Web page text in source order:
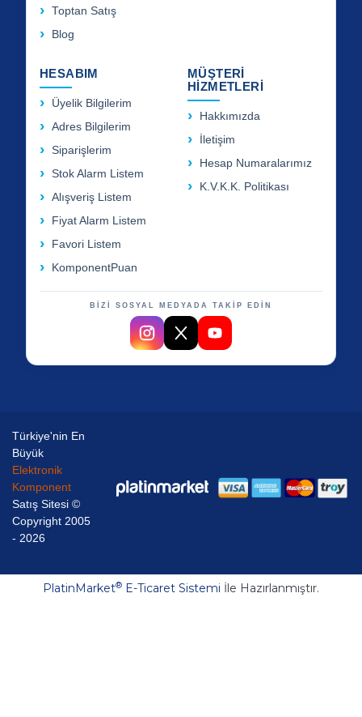
Toptan Satış
Blog
HESABIM
Üyelik Bilgilerim
Adres Bilgilerim
Siparişlerim
Stok Alarm Listem
Alışveriş Listem
Fiyat Alarm Listem
Favori Listem
KomponentPuan
MÜŞTERİ
HİZMETLERİ
Hakkımızda
İletişim
Hesap Numaralarımız
K.V.K.K. Politikası
BİZİ SOSYAL MEDYADA TAKİP EDİN
Türkiye'nin En
Büyük
Elektronik
Komponent
Satış Sitesi ©
Copyright 2005
- 2026
PlatinMarket® E-Ticaret Sistemi İle Hazırlanmıştır.